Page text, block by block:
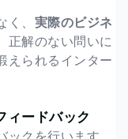
、 実際のビジネ
正解のない問いに
えられるインター
ィードバック
クを行います。